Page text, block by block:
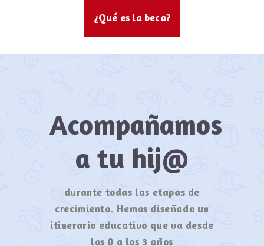
¿Qué es la beca?
Acompañamos
a tu hij@
durante todas las etapas de
crecimiento. Hemos diseñado un
itinerario educativo que va desde
los 0 a los 3 años